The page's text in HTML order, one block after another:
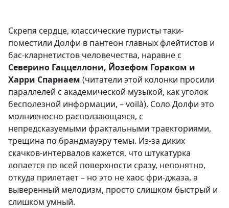
Скрепя сердце, классические пуристы таки-
поместили Долфи в пантеон главных флейтистов и
бас-кларнетистов человечества, наравне с
Северино Гаццеллони, Йозефом Гораком и
Харри Спарнаем (читатели этой колонки просили
параллелей с академической музыкой, как уголок
бесполезной информации, – voilà). Соло Долфи это
молниеносно расползающаяся, с
непредсказуемыми фрактальными траекториями,
трещина по брандмауэру темы. Из-за диких
скачков-интервалов кажется, что штукатурка
лопается по всей поверхности сразу, непонятно,
откуда прилетает – но это не хаос фри-джаза, а
выверенный мелодизм, просто слишком быстрый и
слишком умный.